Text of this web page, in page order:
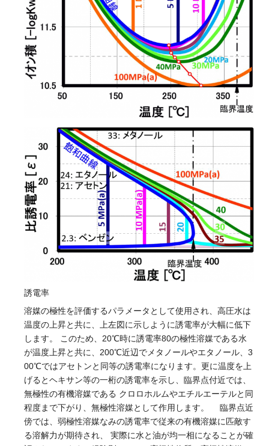
誘電率
溶媒の極性を評価するパラメータとして使用され、高圧水は
温度の上昇と共に、上左図に示しように誘電率が大幅に低下
します。 このため、20℃時に誘電率80の極性溶媒である水
が温度上昇と共に、200℃近辺でメタノールやエタノール、3
00℃ではアセトンと同等の誘電率になります。更に温度を上
げるとヘキサン等の一桁の誘電率を示し、臨界点付近では、
無極性の有機溶媒である クロロホルムやエチルエーテルと同
程度まで下がり、無極性溶媒として作用します。 臨界点近
傍では、弱極性溶媒なみの誘電率で従来の有機溶媒に匹敵す
る溶解力が期待され、 実際に水と油が均一相になることが確